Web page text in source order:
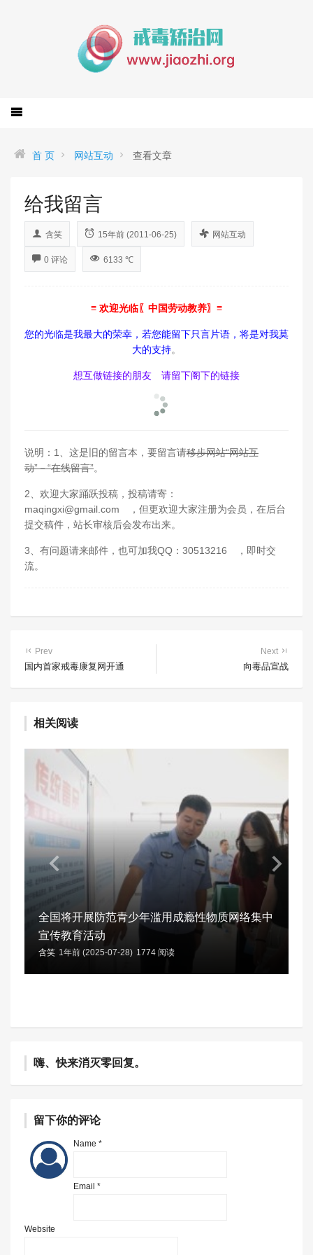
首 页 网站互动 查看文章
给我留言
含笑 15年前 (2011-06-25) 网站互动
0 评论 6133 ℃
≡ 欢迎光临〖中国劳动教养〗≡
您的光临是我最大的荣幸，若您能留下只言片语，将是对我莫
大的支持。
想互做链接的朋友 请留下阁下的链接
说明：1、这是旧的留言本，要留言请移步网站“网站互
动”－“在线留言”。
2、欢迎大家踊跃投稿，投稿请寄：
maqingxi@gmail.com ，但更欢迎大家注册为会员，在后台
提交稿件，站长审核后会发布出来。
3、有问题请来邮件，也可加我QQ：30513216 ，即时交
流。
Prev
国内首家戒毒康复网开通
Next
向毒品宣战
相关阅读
全国将开展防范青少年滥用成瘾性物质网络集中
宣传教育活动
含笑 1年前 (2025-07-28) 1774 阅读
嗨、快来消灭零回复。
留下你的评论
Name *
Email *
Website